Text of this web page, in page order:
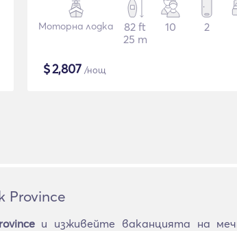
Моторна лодка
82 ft
25 m
10 2
$2,807 /нощ
Province
и изживейте ваканцията на